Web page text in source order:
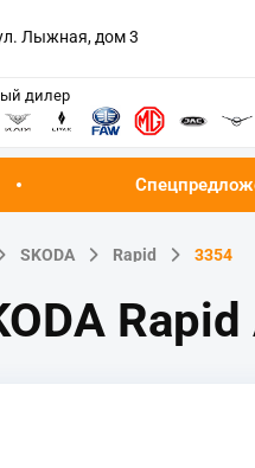
Лыжная, дом 3
дилер
августа!
SKODA Rapid 3354